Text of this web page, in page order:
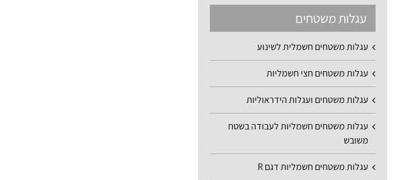
עגלות משטחים
עגלות משטחים חשמלית לשינוע
עגלות משטחים חצי חשמליות
עגלות משטחים ועגלות הידראוליות
עגלות משטחים חשמליות לעבודה בשטח
משובש
עגלות משטחים חשמליות דגם R